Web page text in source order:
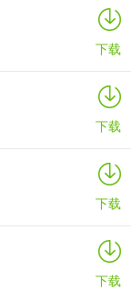
作、#Waiting 等标
下载
下载
下载
下载